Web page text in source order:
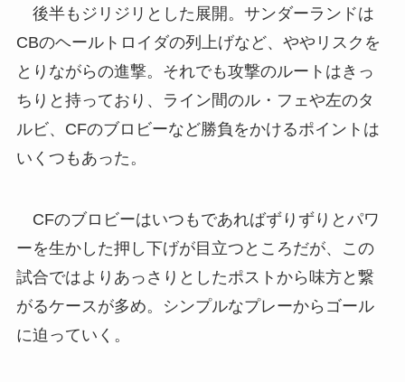
後半もジリジリとした展開。サンダーランドは
CBのヘールトロイダの列上げなど、ややリスクを
とりながらの進撃。それでも攻撃のルートはきっ
ちりと持っており、ライン間のル・フェや左のタ
ルビ、CFのブロビーなど勝負をかけるポイントは
いくつもあった。
CFのブロビーはいつもであればずりずりとパワ
ーを生かした押し下げが目立つところだが、この
試合ではよりあっさりとしたポストから味方と繋
がるケースが多め。シンプルなプレーからゴール
に迫っていく。